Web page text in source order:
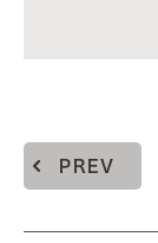
PREV